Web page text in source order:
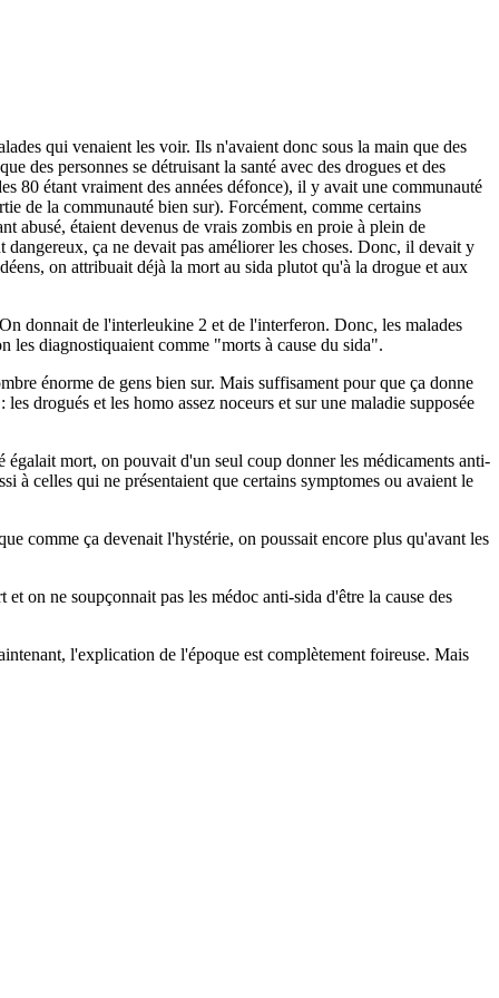
qui venaient les voir. Ils n'avaient donc sous la main que des
des personnes se détruisant la santé avec des drogues et des
80 étant vraiment des années défonce), il y avait une communauté
de la communauté bien sur). Forcément, comme certains
abusé, étaient devenus de vrais zombis en proie à plein de
ça ne devait pas améliorer les choses. Donc, il devait y
on attribuait déjà la mort au sida plutot qu'à la drogue et aux
donnait de l'interleukine 2 et de l'interferon. Donc, les malades
les diagnostiquaient comme "morts à cause du sida".
énorme de gens bien sur. Mais suffisament pour que ça donne
drogués et les homo assez noceurs et sur une maladie supposée
mort, on pouvait d'un seul coup donner les médicaments anti-
à celles qui ne présentaient que certains symptomes ou avaient le
comme ça devenait l'hystérie, on poussait encore plus qu'avant les
on ne soupçonnait pas les médoc anti-sida d'être la cause des
l'explication de l'époque est complètement foireuse. Mais